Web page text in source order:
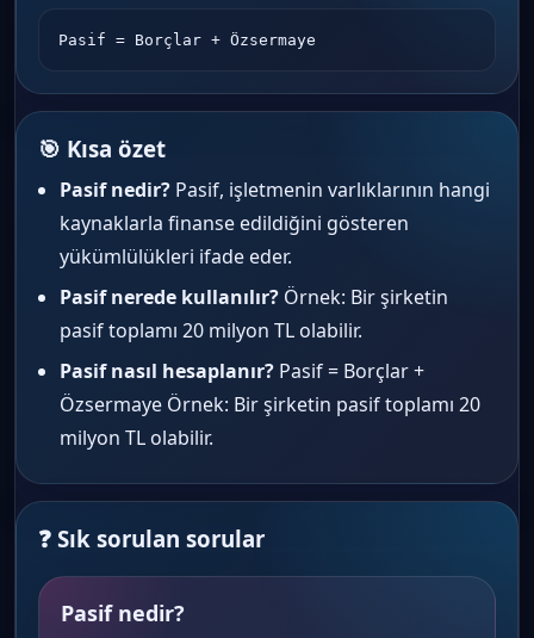
Pasif = Borçlar + Özsermaye
🎯 Kısa özet
Pasif nedir? Pasif, işletmenin varlıklarının hangi
kaynaklarla finanse edildiğini gösteren
yükümlülükleri ifade eder.
Pasif nerede kullanılır? Örnek: Bir şirketin
pasif toplamı 20 milyon TL olabilir.
Pasif nasıl hesaplanır? Pasif = Borçlar +
Özsermaye Örnek: Bir şirketin pasif toplamı 20
milyon TL olabilir.
❓ Sık sorulan sorular
Pasif nedir?